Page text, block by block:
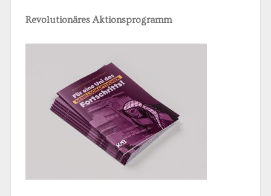
Revolutionäres Aktionsprogramm